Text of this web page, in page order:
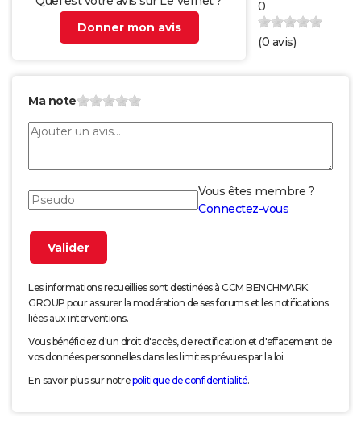
Donner mon avis
0
(0 avis)
Ma note
Vous êtes membre ?
Connectez-vous
Les informations recueillies sont destinées à CCM BENCHMARK
GROUP pour assurer la modération de ses forums et les notifications
liées aux interventions.
Vous bénéficiez d'un droit d'accès, de rectification et d'effacement de
vos données personnelles dans les limites prévues par la loi.
En savoir plus sur notrepolitique de confidentialité.